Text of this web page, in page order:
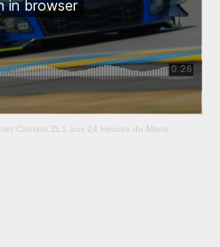
Camaro ZL1 aux 24 Heures du Mans